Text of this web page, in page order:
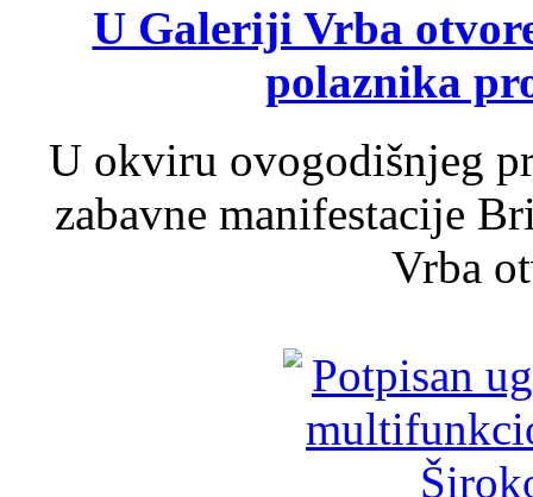
U Galeriji Vrba
polaznika
U okviru ovogodišnjeg
zabavne manifestacije
Vrba